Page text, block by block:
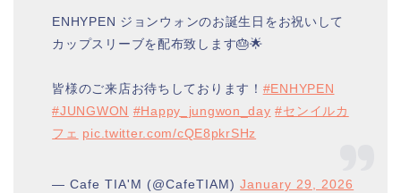
ENHYPEN ジョンウォンのお誕生日をお祝いして
カップスリーブを配布致します🎂🌟
皆様のご来店お待ちしております！ #ENHYPEN
#JUNGWON #Happy_jungwon_day #センイルカ
フェ pic.twitter.com/cQE8pkrSHz
— Cafe TIA'M (@CafeTIAM)January 29, 2026